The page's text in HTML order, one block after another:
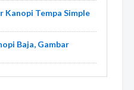
Kanopi Tempa Simple
Baja, Gambar